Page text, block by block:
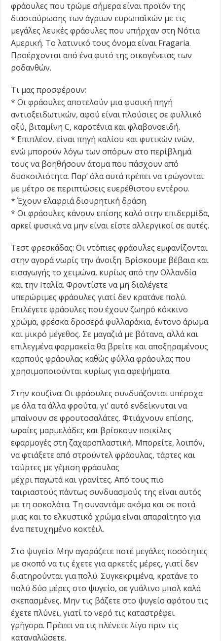
φράουλες που τρώμε σήμερα είναι προϊόν της
διασταύρωσης των άγριων ευρωπαϊκών με τις
μεγάλες λευκές φράουλες που υπήρχαν στη Νότια
Αμερική. Το λατινικό τους όνομα είναι Fragaria.
Προέρχονται από ένα φυτό της οικογένειας των
ροδανθών.
Τι μας προσφέρουν:
* Οι φράουλες αποτελούν μια φυσική πηγή
αντιοξειδωτικών, αφού είναι πλούσιες σε φυλλικό
οξύ, βιταμίνη C, καροτένια και φλαβονοειδή.
* Επιπλέον, είναι πηγή καλίου και φυτικών ινών,
ενώ μπορούν λόγω των σπόρων στο περίβλημά
τους να βοηθήσουν άτομα που πάσχουν από
δυσκοιλιότητα. Παρ’ όλα αυτά πρέπει να τρώγονται
με μέτρο σε περιπτώσεις ευερέθιστου εντέρου.
* Έχουν ελαφριά διουρητική δράση.
* Οι φράουλες κάνουν επίσης καλό στην επιδερμίδα,
αρκεί φυσικά να μην είναι είστε αλλεργικοί σε αυτές.
Τεστ φρεσκάδας: Οι ντόπιες φράουλες εμφανίζονται
στην αγορά νωρίς την άνοιξη. Βρίσκουμε βέβαια και
εισαγωγής το χειμώνα, κυρίως από την Ολλανδία
και την Ιταλία. Φροντίστε να μη διαλέγετε
υπερώριμες φράουλες γιατί δεν κρατάνε πολύ.
Επιλέγετε φράουλες που έχουν ζωηρό κόκκινο
χρώμα, φρέσκα δροσερά φυλλαράκια, έντονο άρωμα
και μικρό μέγεθος. Σε μαγαζιά με βότανα, αλλά και
επιλεγμένα φαρμακεία θα βρείτε και αποξηραμένους
καρπούς φράουλας καθώς φύλλα φράουλας που
χρησιμοποιούνται κυρίως για αφεψήματα.
Στην κουζίνα: Οι φράουλες συνδυάζονται υπέροχα
με όλα τα άλλα φρούτα, γι’ αυτό ενδείκνυται να
μπαίνουν σε φρουτοσαλάτες. Φτιάχνουν επίσης,
ωραίες μαρμελάδες και βρίσκουν ποικίλες
εφαρμογές στη ζαχαροπλαστική. Μπορείτε, λοιπόν,
να φτιάξετε από στρούντελ φράουλας, τάρτες και
τούρτες με γέμιση φράουλας
μέχρι παγωτά και γρανίτες. Από τους πιο
ταιριαστούς πάντως συνδυασμούς της είναι αυτός
με τη σοκολάτα. Τη συναντάμε ακόμα και σε ποτά
μιας και το ελκυστικό χρώμα είναι απαραίτητο για
ένα πετυχημένο κοκτέιλ.
Στο ψυγείο: Μην αγοράζετε ποτέ μεγάλες ποσότητες
με σκοπό να τις έχετε για αρκετές μέρες, γιατί δεν
διατηρούνται για πολύ. Συγκεκριμένα, κρατάνε το
πολύ δύο μέρες στο ψυγείο, σε γυάλινο μπολ καλά
σκεπασμένες. Μην τις βάζετε στο ψυγείο αφότου τις
έχετε πλύνει, γιατί το νερό τις καταστρέφει
γρήγορα. Πρέπει να τις πλένετε λίγο πριν τις
καταναλώσετε.